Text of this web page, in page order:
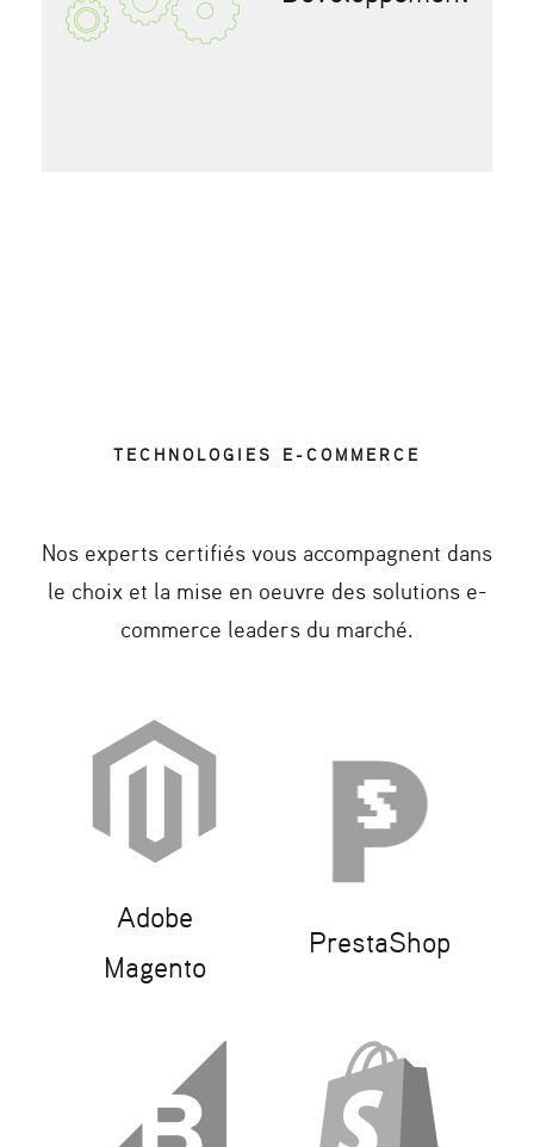
TECHNOLOGIES E-COMMERCE
Nos experts certifiés vous accompagnent dans
le choix et la mise en oeuvre des solutions e-
commerce leaders du marché.
Adobe
Magento
PrestaShop